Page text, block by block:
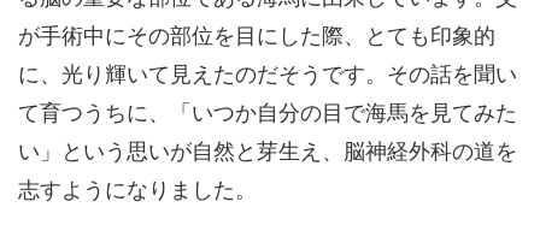
が手術中にその部位を目にした際、とても印象的
に、光り輝いて見えたのだそうです。その話を聞い
て育つうちに、「いつか自分の目で海馬を見てみた
い」という思いが自然と芽生え、脳神経外科の道を
志すようになりました。